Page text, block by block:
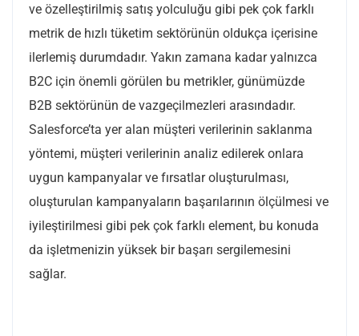
ve özelleştirilmiş satış yolculuğu gibi pek çok farklı
metrik de hızlı tüketim sektörünün oldukça içerisine
ilerlemiş durumdadır. Yakın zamana kadar yalnızca
B2C için önemli görülen bu metrikler, günümüzde
B2B sektörünün de vazgeçilmezleri arasındadır.
Salesforce’ta yer alan müşteri verilerinin saklanma
yöntemi, müşteri verilerinin analiz edilerek onlara
uygun kampanyalar ve fırsatlar oluşturulması,
oluşturulan kampanyaların başarılarının ölçülmesi ve
iyileştirilmesi gibi pek çok farklı element, bu konuda
da işletmenizin yüksek bir başarı sergilemesini
sağlar.